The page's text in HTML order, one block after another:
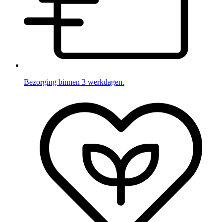
Bezorging binnen 3 werkdagen.